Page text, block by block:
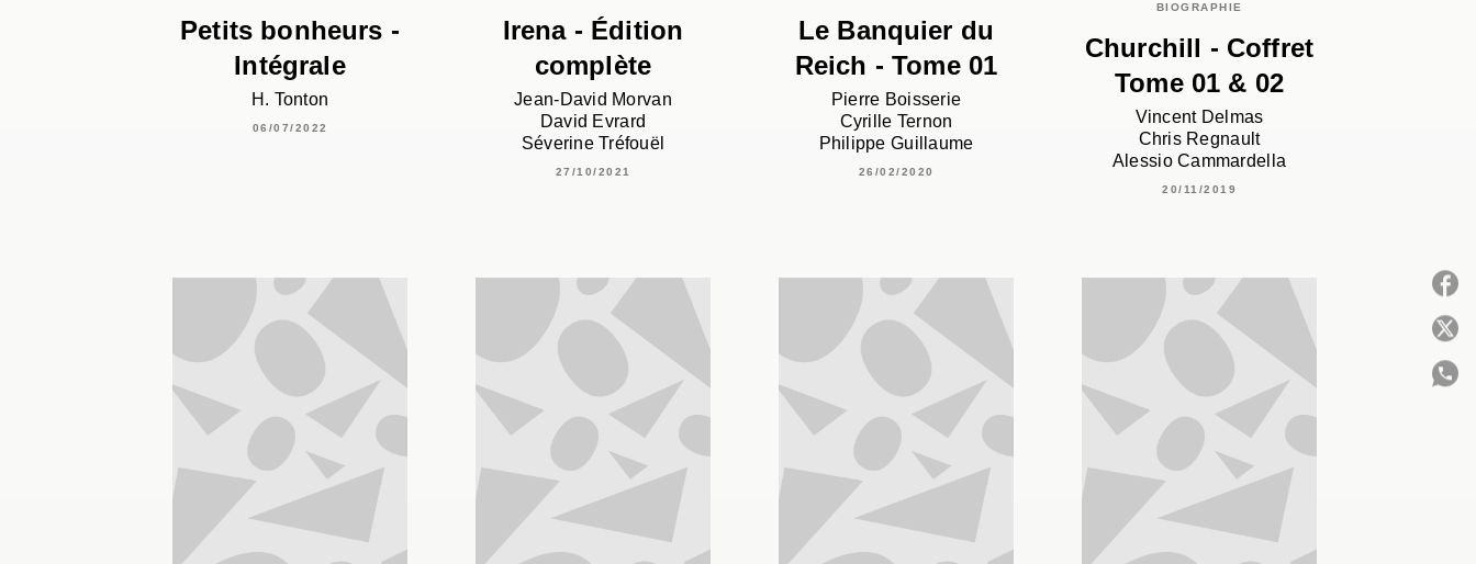
Petits bonheurs -
Intégrale
H. Tonton
06/07/2022
Irena - Édition
complète
Jean-David Morvan
David Evrard
Séverine Tréfouël
27/10/2021
Le Banquier du
Reich - Tome 01
Pierre Boisserie
Cyrille Ternon
Philippe Guillaume
26/02/2020
BIOGRAPHIE
Churchill - Coffret
Tome 01 & 02
Vincent Delmas
Chris Regnault
Alessio Cammardella
20/11/2019